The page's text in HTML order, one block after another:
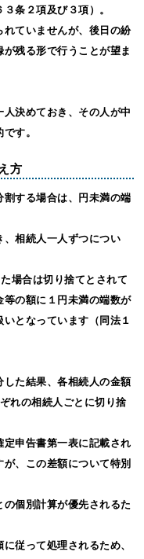
条２項及び３項）。
ていませんが、後日の紛
残る形で行うことが望ま
決めておき、その人が中
す。
方
する場合は、円未満の端
相続人一人ずつについ
場合は切り捨てとされて
の額に１円未満の端数が
となっています（同法１
た結果、各相続人の金額
れの相続人ごとに切り捨
申告書第一表に記載され
、この差額について特別
個別計算が優先されるた
従って処理されるため、